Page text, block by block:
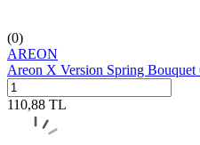
(0)
AREON
Areon X Version Spring
110,88 TL